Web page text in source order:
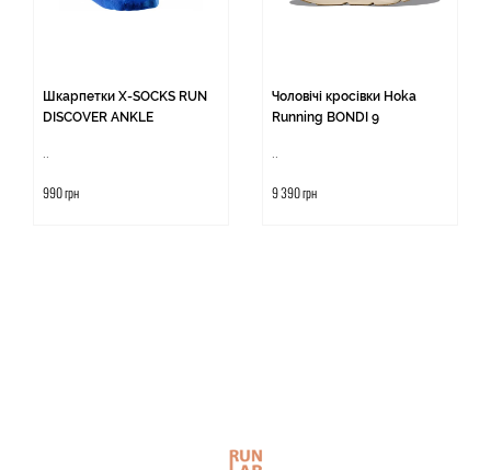
Шкарпетки X-SOCKS RUN
DISCOVER ANKLE
990 грн
Чоловічі кросівки Hoka
Running BONDI 9
9 390 грн